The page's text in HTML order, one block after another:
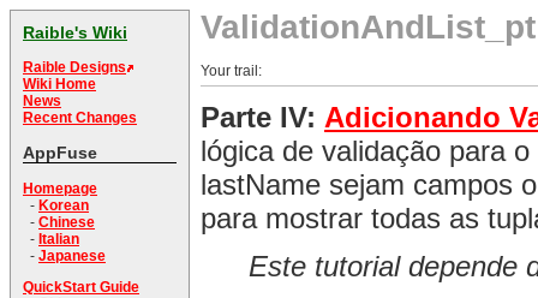
Raible's Wiki
Raible Designs
Wiki Home
News
Recent Changes
AppFuse
Homepage
- Korean
- Chinese
- Italian
- Japanese
QuickStart Guide
ValidationAndList_pt
Your trail:
Parte IV: Adicionando
lógica de validação para
lastName sejam campos
para mostrar todas as
Este tutorial depende